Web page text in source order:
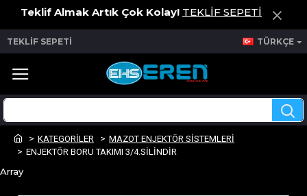
Teklif Almak Artık Çok Kolay! TEKLİF SEPETİ
TEKLİF SEPETİ TÜRKÇE
KATEGORİLER
MAZOT ENJEKTÖR SİSTEMLERİ
ENJEKTÖR BORU TAKIMI 3/4.SİLİNDİR
Array